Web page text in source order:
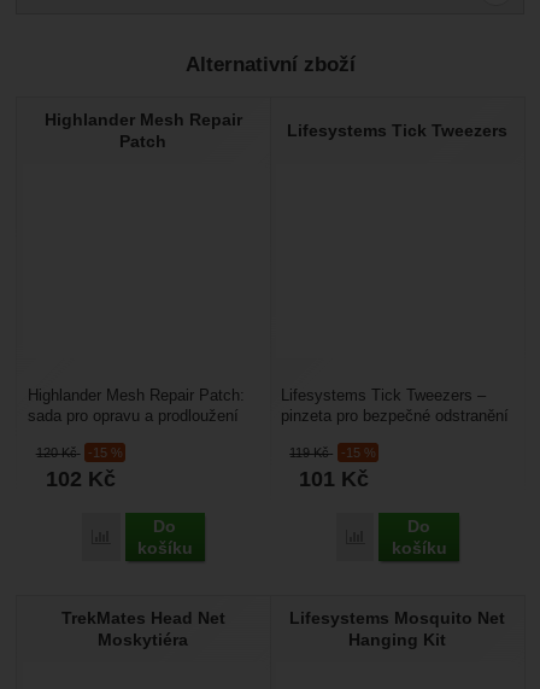
Nebyla přidána žádná recenze.
Alternativní zboží
Highlander Mesh Repair
Patch
120Kč -15 %
102 Kč
Porovnat
Do
košíku
Highlander Mesh Repair Patch:
sada pro opravu a prodloužení
síťových...
Lifesystems Tick Tweezers
119Kč -15 %
101 Kč
Porovnat
Do
košíku
Lifesystems Tick Tweezers –
pinzeta pro bezpečné odstranění
aby účinně...
TrekMates Head Net
Moskytiéra
Lifesystems Mosquito Net
Hanging Kit